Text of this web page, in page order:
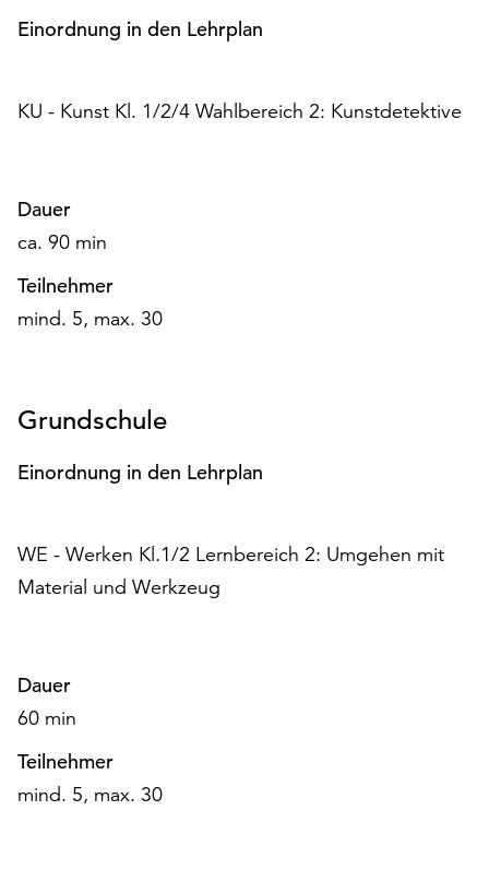
Möchten
Sie
Cookies
die
Einstellungen
die
Schaltfläche
Informationen
finden
Sie
in
oder
dem
Einordnung in den Lehrplan
KU - Kunst Kl. 1/2/4 Wahlbereich 2: Kunstdetektive
Dauer
ca. 90 min
Teilnehmer
mind. 5, max. 30
Grundschule
Einordnung in den Lehrplan
WE - Werken Kl.1/2 Lernbereich 2: Umgehen mit
Material und Werkzeug
Dauer
60 min
Teilnehmer
mind. 5, max. 30